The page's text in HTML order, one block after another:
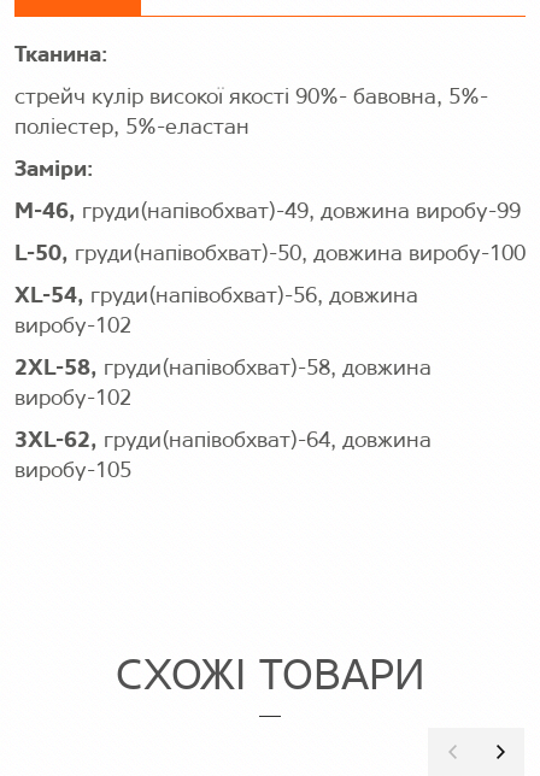
Тканина:
стрейч кулір високої якості 90%- бавовна, 5%-
поліестер, 5%-еластан
Заміри:
M-46, груди(напівобхват)-49, довжина виробу-99
L-50, груди(напівобхват)-50, довжина виробу-100
XL-54, груди(напівобхват)-56, довжина
виробу-102
2XL-58, груди(напівобхват)-58, довжина
виробу-102
3XL-62, груди(напівобхват)-64, довжина
виробу-105
СХОЖІ ТОВАРИ